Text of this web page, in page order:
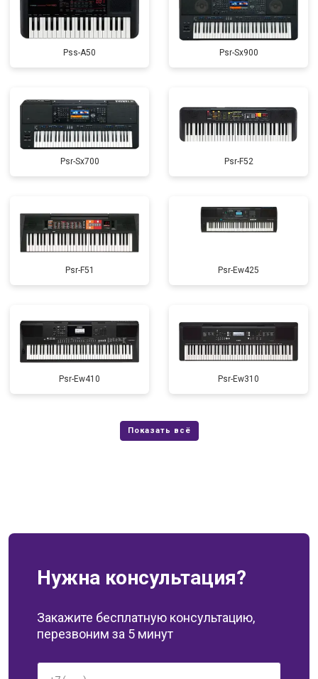
Pss-A50 Psr-Sx900
Psr-Sx700 Psr-F52
Psr-F51 Psr-Ew425
Psr-Ew410 Psr-Ew310
Нужна консультация?
Закажите бесплатную консультацию,
перезвоним за 5 минут